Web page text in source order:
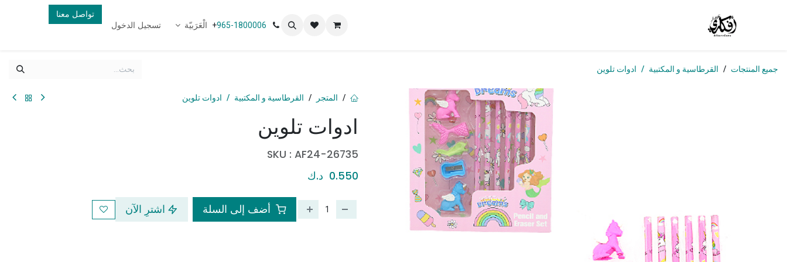
+965-1800006 الْعَرَبيّة تسجيل الدخول
تواصل معنا
جميع المنتجات القرطاسية و المكتبية ادوات تلوين
ادوات تلوين
SKU : AF24-26735
0.550 د.ك
أضف إلى السلة اشترِ الآن
المتجر القرطاسية و المكتبية ادوات تلوين